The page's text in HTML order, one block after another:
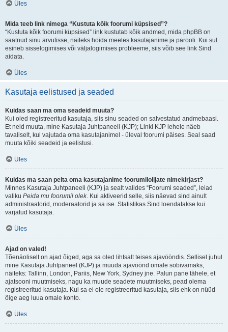
Üles
Mida teeb link nimega “Kustuta kõik foorumi küpsised”?
“Kustuta kõik foorumi küpsised” link kustutab kõik andmed, mida phpBB on
saatnud sinu arvutisse, näiteks hoida meeles kasutajanime ja parooli. Kui sul
esineb sisselogimises või väljalogimises probleeme, siis võib see link Sind
aidata.
Üles
Kasutaja eelistused ja seaded
Kuidas saan ma oma seadeid muuta?
Kui oled registreeritud kasutaja, siis sinu seaded on salvestatud andmebaasi.
Et neid muuta, mine Kasutaja Juhtpaneeli (KJP); Linki KJP lehele näeb
tavaliselt, kui vajutada oma kasutajanimel - üleval foorumi päises. Seal saad
muuta kõiki seadeid ja eelistusi.
Üles
Kuidas ma saan peita oma kasutajanime foorumilolijate nimekirjast?
Minnes Kasutaja Juhtpaneeli (KJP) ja sealt valides “Foorumi seaded”, leiad
valiku Peida mu foorumil olek. Kui aktiveerid selle, siis näevad sind ainult
administraatorid, moderaatorid ja sa ise. Statistikas Sind loendatakse kui
varjatud kasutaja.
Üles
Ajad on valed!
Tõenäoliselt on ajad õiged, aga sa oled lihtsalt teises ajavööndis. Sellisel juhul
mine Kasutaja Juhtpaneel (KJP) ja muuda ajavöönd omale sobivamaks,
näiteks: Tallinn, London, Pariis, New York, Sydney jne. Palun pane tähele, et
ajatsooni muutmiseks, nagu ka muude seadete muutmiseks, pead olema
registreeritud kasutaja. Kui sa ei ole registreeritud kasutaja, siis ehk on nüüd
õige aeg luua omale konto.
Üles